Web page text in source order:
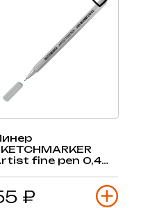
fine pen 0,4
₽